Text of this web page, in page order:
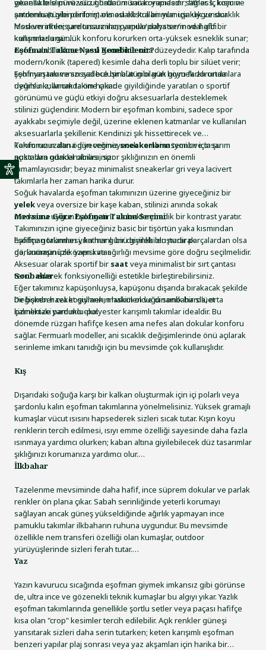
genellikle slim ve vücut hatlarını saran yapıdadır; fitness, koşu ve
antrenman gibi performans odaklı kullanımlar için uygundur.
Modern athleisure tasarımlar, pamuk/polyster/modal gibi
karışımlarla günlük konforu korurken orta-yüksek esneklik sunar;
nefes alabilirlik seviyesi genellikle orta düzeydedir. Kalıp tarafında
modern/konik (tapered) kesimle daha derli toplu bir silüet verir;
şehir yaşamı ve sosyal buluşmalar gibi gün boyu farklı ortamlara
uyumlu kullanımda öne çıkar.
yıkansa bile pürüzsüz görünümünü korumasını sağlar. İç kısmın
şardonlu (tüylendirilmiş) olması ekstra bir yumuşaklık ve sıcaklık
hissi verirken; şardonsuz ince yapılar daha serin ve hafif bir
kullanım sunar.
Eşofman Takımı Nasıl Kombinlenir?
Eşofman takımınızı sadece bir bütün olarak giymek zorunda
değilsiniz; ancak takım halinde giyildiğinde yaratılan o sportif
görünümü ve güçlü etkiyi doğru aksesuarlarla desteklemek
stilinizi güçlendirir. Modern bir eşofman kombini, sadece spor
ayakkabı seçimiyle değil, üzerine eklenen katmanlar ve kullanılan
aksesuarlarla şekillenir. Kendinizi şık hissettirecek ve
konforunuzdan ödün vermeyecek kombinasyonlar için şu
noktalara odaklanabilirsiniz:
Takımınızın altına giyeceğinizsneakerlarıntemiz ve tasarım
açısından güncel olması, spor şıklığınızın en önemli
tamamlayıcısıdır; beyaz minimalist sneakerlar gri veya lacivert
takımlarla her zaman harika durur.
Soğuk havalarda eşofman takımınızın üzerine giyeceğiniz bir
yelekveya oversize bir kaşe kaban, stilinizi anında sokak
modasına uygun hale getirir ve beklenmedik bir kontrast yaratır.
Takımınızın içine giyeceğiniz basic bir tişörtün yaka kısmından
hafifçe görünmesi, katmanlı bir derinlik oluşturarak
görünümünüze özen katar.
Aksesuar olarak sportif bir saat veya minimalist bir sırt çantası
tercih ederek fonksiyonelliği estetikle birleştirebilirsiniz.
Eğer takımınız kapüşonluysa, kapüşonu dışarıda bırakacak şekilde
bir bomber ceket giymek, maskülen ve dinamik bir silüet
çizmenize yardımcı olur.
Mevsime Göre Eşofman Takımı Seçimi
Eşofman takımları yılın her günü giyilebilen nadir parçalardan olsa
da, kumaşın iplik yapısı ve ağırlığı mevsime göre doğru seçilmelidir.
Sonbahar
Değişken hava koşullarının hakim olduğu sonbaharda, orta
kalınlıktaki pamuklu-polyester karışımlı takımlar idealdir. Bu
dönemde rüzgarı hafifçe kesen ama nefes alan dokular konforu
sağlar. Fermuarlı modeller, ani sıcaklık değişimlerinde önü açılarak
serinleme imkanı tanıdığı için bu mevsimde çok kullanışlıdır.
Kış
Dışarıdaki soğuğa karşı bir kalkan oluşturmak için içi polarlı veya
şardonlu kalın eşofman takımlarına yönelmelisiniz. Yüksek gramajlı
kumaşlar vücut ısısını hapsederek sizleri sıcak tutar. Kışın koyu
renklerin tercih edilmesi, ısıyı emme özelliği sayesinde daha fazla
ısınmaya yardımcı olurken; kaban altına giyilebilecek düz tasarımlar
şıklığınızı korumanıza yardımcı olur.
İlkbahar
Tazelenme mevsiminde daha hafif, ince süprem dokular ve parlak
renkler ön plana çıkar. Sabah serinliğinde yeterli korumayı
sağlayan ancak güneş yükseldiğinde ağırlık yapmayan ince
pamuklu takımlar ilkbaharın ruhuna uygundur. Bu mevsimde
özellikle nem transferi özelliği olan kumaşlar, outdoor
yürüyüşlerinde sizleri ferah tutar.
Yaz
Yazın kavurucu sıcağında eşofman giymek imkansız gibi görünse
de, ultra ince ve gözenekli teknik kumaşlar bu algıyı yıkar. Yazlık
eşofman takımlarında genellikle şortlu setler veya paçası hafifçe
kısa olan "crop" kesimler tercih edilebilir. Açık renkler güneşi
yansıtarak sizleri daha serin tutarken; keten karışımlı eşofman
benzeri yapılar plaj sonrası veya yaz akşamları için harika bir